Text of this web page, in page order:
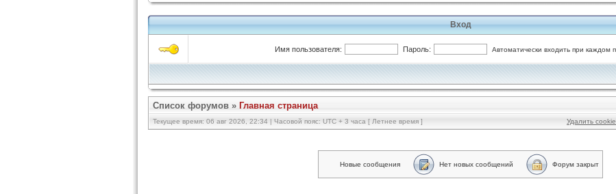
Вход
Имя пользователя: Пароль: Автоматически входить при каждом
Список форумов » Главная страница
Текущее время: 06 авг 2026, 22:34 | Часовой пояс: UTC + 3 часа [ Летнее время ] Удалить
Новые сообщения Нет новых сообщений Форум закрыт